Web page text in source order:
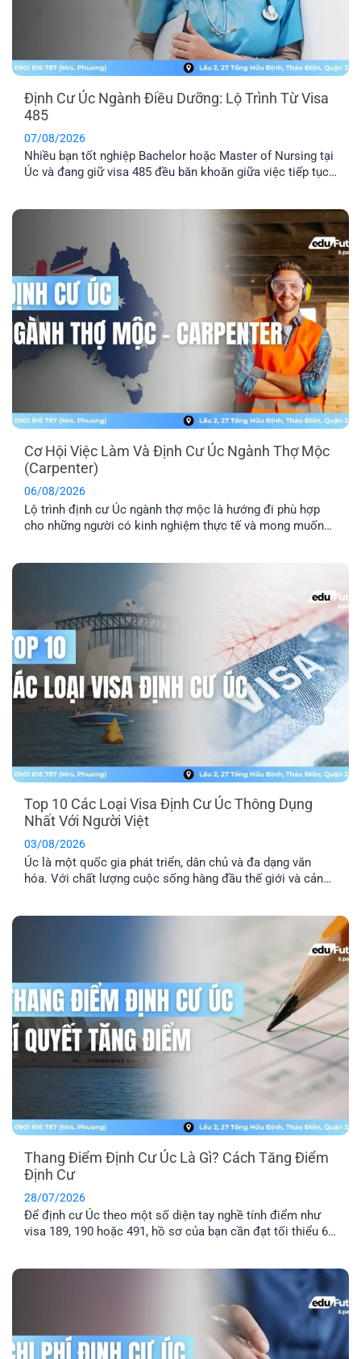
Định Cư Úc Ngành Điều Dưỡng: Lộ Trình Từ Visa
485
07/08/2026
Nhiều bạn tốt nghiệp Bachelor hoặc Master of Nursing tại
Úc và đang giữ visa 485 đều băn khoăn giữa việc tiếp tục
tiên di trú, điểm EOI thực tế vẫn khá cạnh [...]
Cơ Hội Việc Làm Và Định Cư Úc Ngành Thợ Mộc
(Carpenter)
06/08/2026
Lộ trình định cư Úc ngành thợ mộc là hướng đi phù hợp
cho những người có kinh nghiệm thực tế và mong muốn
Top 10 Các Loại Visa Định Cư Úc Thông Dụng
Nhất Với Người Việt
03/08/2026
Úc là một quốc gia phát triển, dân chủ và đa dạng văn
hóa. Với chất lượng cuộc sống hàng đầu thế giới và cảnh
Thang Điểm Định Cư Úc Là Gì? Cách Tăng Điểm
Định Cư
28/07/2026
Để định cư Úc theo một số diện tay nghề tính điểm như
visa 189, 190 hoặc 491, hồ sơ của bạn cần đạt tối thiểu 65